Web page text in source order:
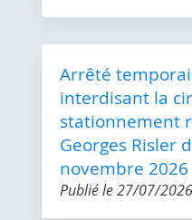
Arrêté
interdisant la
stationnement
Georges Risler
novembre 2026
Publié le27/07/2026